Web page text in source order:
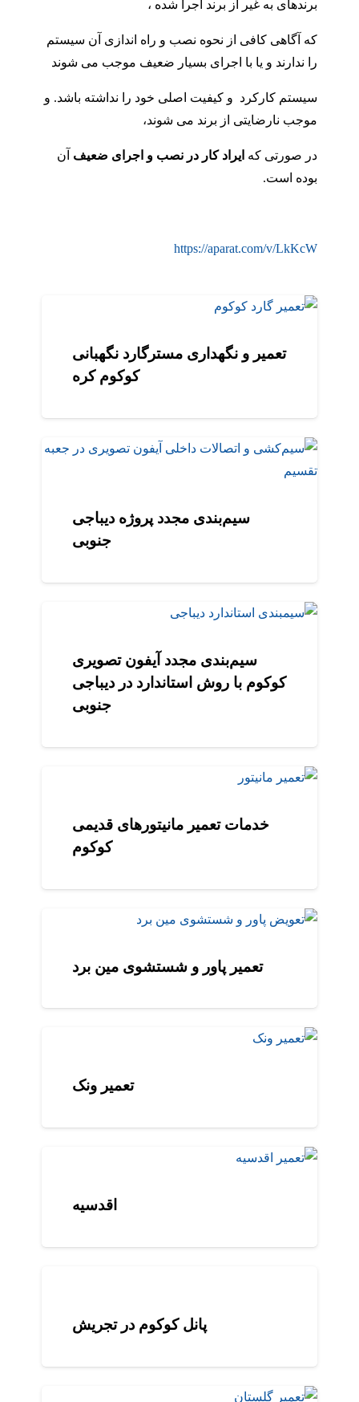
برندهای به غیر از برند اجرا شده ،
که آگاهی کافی از نحوه نصب و راه اندازی آن سیستم
را ندارند و یا با اجرای بسیار ضعیف موجب می شوند
سیستم کارکرد و کیفیت اصلی خود را نداشته باشد. و
موجب نارضایتی از برند می شوند،
در صورتی که ایراد کار در نصب و اجرای ضعیف آن
بوده است.
https://aparat.com/v/LkKcW
تعمیر و نگهداری مسترگارد نگهبانی
کوکوم کره
سیم‌بندی مجدد پروژه دیباجی
جنوبی
سیم‌بندی مجدد آیفون تصویری
کوکوم با روش استاندارد در دیباجی
جنوبی
خدمات تعمیر مانیتورهای قدیمی
کوکوم
تعمیر پاور و شستشوی مین برد
تعمیر ونک
اقدسیه
پانل کوکوم در تجریش